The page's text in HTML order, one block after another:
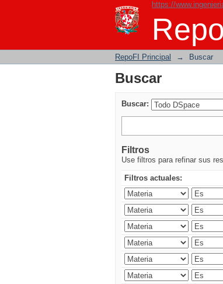
https://
Buscar
RepoFI Principal → Buscar
Buscar
Buscar:
Filtros
Use filtros para refinar sus
Filtros actuales: